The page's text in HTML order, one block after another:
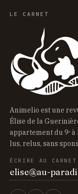
LE CARNET
Animelio est une
Élise de la
appartement du 9ᵉ
lus, relus, sans
ÉCRIRE AU CARNET
elise@au-